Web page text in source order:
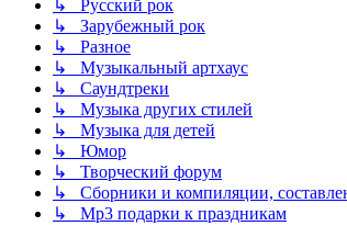
↳ Русский рок
↳ Зарубежный рок
↳ Разное
↳ Музыкальный артхаус
↳ Саундтреки
↳ Музыка других стилей
↳ Музыка для детей
↳ Юмор
↳ Творческий форум
↳ Сборники и компиляции,
↳ Mp3 подарки к праздникам